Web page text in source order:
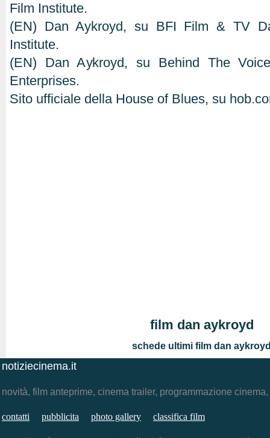
Film Institute.
(EN) Dan Aykroyd, su BFI Film & TV
Institute.
(EN) Dan Aykroyd, su Behind The
Enterprises.
Sito ufficiale della House of Blues, su
film dan aykroyd
schede ultimi film dan
notiziecinema.it
novità, film anteprime, cinema trailer, programmazione
contatti pubblicita photo gallery classifica film